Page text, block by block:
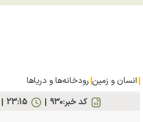
انسان و زمین رودخانه‎‌ها و دریاها
کد خبر:۹۳۰ 23:15